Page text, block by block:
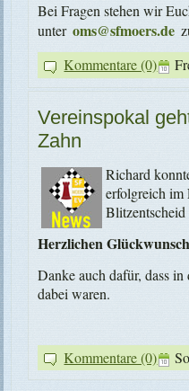
Bei Fragen stehen wir
unter oms@sfmoers.de
Kommentare (0)
Vereinspokal
Zahn
Richard
erfolgreich im
Blitzentscheid
Herzlichen
Danke auch dafür, dass
dabei waren.
Kommentare (0)